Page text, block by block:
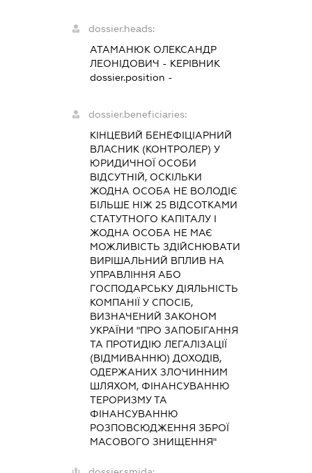
dossier.heads:
АТАМАНЮК ОЛЕКСАНДР
ЛЕОНІДОВИЧ - КЕРІВНИК
dossier.position -
dossier.beneficiaries:
КІНЦЕВИЙ БЕНЕФІЦІАРНИЙ
ВЛАСНИК (КОНТРОЛЕР) У
ЮРИДИЧНОЇ ОСОБИ
ВІДСУТНІЙ, ОСКІЛЬКИ
ЖОДНА ОСОБА НЕ ВОЛОДІЄ
БІЛЬШЕ НІЖ 25 ВІДСОТКАМИ
СТАТУТНОГО КАПІТАЛУ І
ЖОДНА ОСОБА НЕ МАЄ
МОЖЛИВІСТЬ ЗДІЙСНЮВАТИ
ВИРІШАЛЬНИЙ ВПЛИВ НА
УПРАВЛІННЯ АБО
ГОСПОДАРСЬКУ ДІЯЛЬНІСТЬ
КОМПАНІЇ У СПОСІБ,
ВИЗНАЧЕНИЙ ЗАКОНОМ
УКРАЇНИ "ПРО ЗАПОБІГАННЯ
ТА ПРОТИДІЮ ЛЕГАЛІЗАЦІЇ
(ВІДМИВАННЮ) ДОХОДІВ,
ОДЕРЖАНИХ ЗЛОЧИННИМ
ШЛЯХОМ, ФІНАНСУВАННЮ
ТЕРОРИЗМУ ТА
ФІНАНСУВАННЮ
РОЗПОВСЮДЖЕННЯ ЗБРОЇ
МАСОВОГО ЗНИЩЕННЯ"